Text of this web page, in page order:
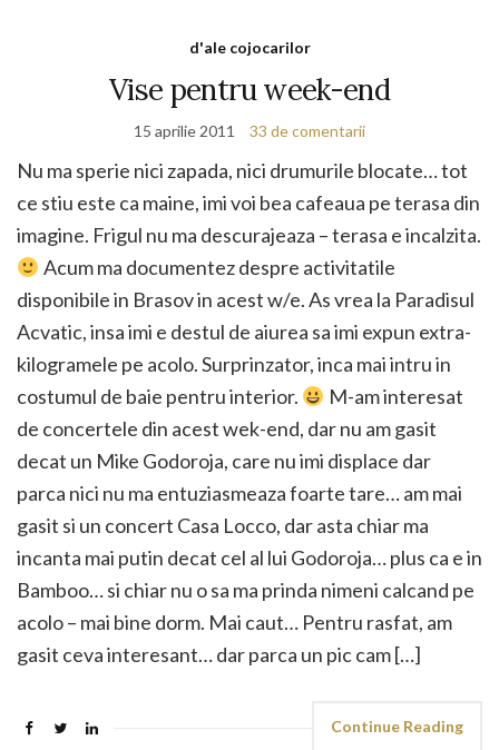
d'ale cojocarilor
Vise pentru week-end
15 aprilie 2011 33 de comentarii
Nu ma sperie nici zapada, nici drumurile blocate… tot
ce stiu este ca maine, imi voi bea cafeaua pe terasa din
imagine. Frigul nu ma descurajeaza – terasa e incalzita.
Acum ma documentez despre activitatile
disponibile in Brasov in acest w/e. As vrea la Paradisul
Acvatic, insa imi e destul de aiurea sa imi expun extra-
kilogramele pe acolo. Surprinzator, inca mai intru in
costumul de baie pentru interior.
M-am interesat
de concertele din acest wek-end, dar nu am gasit
decat un Mike Godoroja, care nu imi displace dar
parca nici nu ma entuziasmeaza foarte tare… am mai
gasit si un concert Casa Locco, dar asta chiar ma
incanta mai putin decat cel al lui Godoroja… plus ca e in
Bamboo… si chiar nu o sa ma prinda nimeni calcand pe
acolo – mai bine dorm. Mai caut… Pentru rasfat, am
gasit ceva interesant… dar parca un pic cam […]
Continue Reading